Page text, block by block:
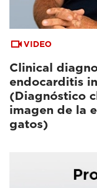
VIDEO
Clinical
endocarditis
(Diagnóstico
imagen de la
gatos)